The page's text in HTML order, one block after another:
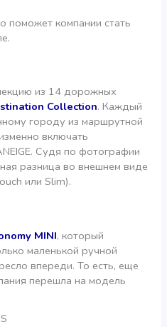
поможет компании стать
из 14 дорожных
Collection. Каждый
городу из маршрутной
включать
Судя по фотографии
разница во внешнем виде
или Slim).
MINI, который
маленькой ручной
впереди. То есть, еще
перешла на модель